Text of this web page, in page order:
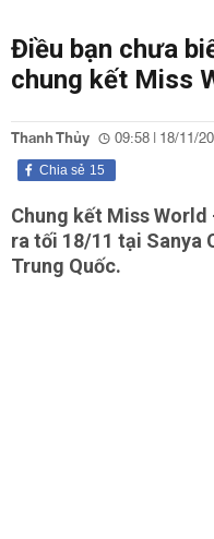
Điều bạn chưa
chung kết Miss
Thanh Thủy 09:58 | 18/11/
15
Chia sẻ
Chung kết Miss World
ra tối 18/11 tại Sanya
Trung Quốc.